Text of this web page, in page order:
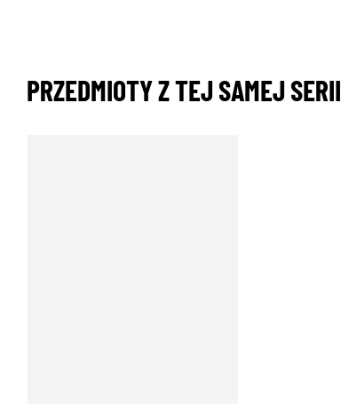
PRZEDMIOTY Z TEJ SAMEJ SERII